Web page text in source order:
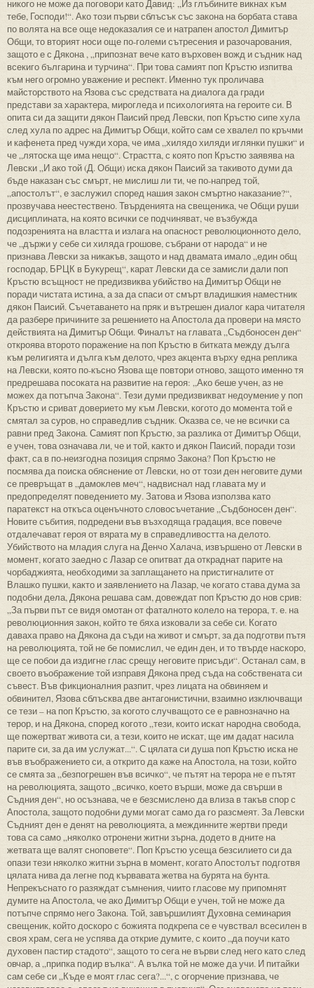
никого не може да поговори като Давид: „Из глъбините викнах към
тебе, Господи!“. Ако този първи сблъсък със закона на борбата става
по волята на все още недоказалия се и натрапен апостол Димитър
Общи, то вторият носи още по-големи сътресения и разочарования,
защото е с Дякона , „припознат вече като върховен вожд и съдник над
всекиго българина и турчина“. При това самият поп Кръстю изпитва
към него огромно уважение и респект. Именно тук проличава
майсторството на Язова със средствата на диалога да гради
представи за характера, мирогледа и психологията на героите си. В
опита си да защити дякон Паисий пред Левски, поп Кръстю сипе хула
след хула по адрес на Димитър Общи, който сам се хвалел по кръчми
и кафенета пред чужди хора, че има „хилядо хиляди иглянки пушки“ и
че „лятоска ще има нещо“. Страстта, с която поп Кръстю заявява на
Левски „И ако той (Д. Общи) иска дякон Паисий за такивото думи да
бъде наказан със смърт, не мислиш ли ти, че по-напред той,
„апостолът“, е заслужил според нашия закон смъртно наказание?“,
прозвучава неестествено. Твърденията на свещеника, че Общи руши
дисциплината, на която всички се подчиняват, че възбужда
подозренията на властта и излага на опасност революционното дело,
че „държи у себе си хиляда грошове, събрани от народа“ и не
признава Левски за никакъв, защото и над двамата имало „един общ
господар, БРЦК в Букурещ“, карат Левски да се замисли дали поп
Кръстю всъщност не предизвиква убийство на Димитър Общи не
поради чистата истина, а за да спаси от смърт владишкия наместник
дякон Паисий. Съчетаването на пряк и вътрешен диалог кара читателя
да разбере причините за решението на Апостола да провери на място
действията на Димитър Общи. Финалът на главата „Съдбоносен ден“
откроява второто поражение на поп Кръстю в битката между дълга
към религията и дълга към делото, чрез акцента върху една реплика
на Левски, която по-късно Язова ще повтори отново, защото именно тя
предрешава посоката на развитие на героя: „Ако беше учен, аз не
можех да потъпча Закона“. Тези думи предизвикват недоумение у поп
Кръстю и сриват доверието му към Левски, когото до момента той е
смятал за суров, но справедлив съдник. Оказва се, че не всички са
равни пред Закона. Самият поп Кръстю, за разлика от Димитър Общи,
е учен, това означава ли, че и той, както и дякон Паисий, поради този
факт, са в по-неизгодна позиция спрямо Закона? Поп Кръстю не
посмява да поиска обяснение от Левски, но от този ден неговите думи
се превръщат в „дамоклев меч“, надвиснал над главата му и
предопределят поведението му. Затова и Язова използва като
паратекст на откъса оценъчното словосъчетание „Съдбоносен ден“.
Новите събития, подредени във възходяща градация, все повече
отдалечават героя от вярата му в справедливостта на делото.
Убийството на младия слуга на Денчо Халача, извършено от Левски в
момент, когато заедно с Лазар се опитват да откраднат парите на
чорбаджията, необходими за заплащането на пристигналите от
Влашко пушки, както и заявлението на Лазар, че когато става дума за
подобни дела, Дякона решава сам, довеждат поп Кръстю до нов срив:
„За първи път се видя омотан от фаталното колело на терора, т. е. на
революционния закон, който те бяха изковали за себе си. Когато
даваха право на Дякона да съди на живот и смърт, за да подготви пътя
на революцията, той не бе помислил, че един ден, и то твърде наскоро,
ще се побои да издигне глас срещу неговите присъди“. Останал сам, в
своето въображение той изправя Дякона пред съда на собствената си
съвест. Във фикционалния разпит, чрез лицата на обвиняем и
обвинител, Язова сблъсква две антагонистични, взаимно изключващи
се тези – на поп Кръстю, за когото случващото се е равнозначно на
терор, и на Дякона, според когото „тези, които искат народна свобода,
ще пожертват живота си, а тези, които не искат, ще им дадат насила
парите си, за да им услужат...“. С цялата си душа поп Кръстю иска не
във въображението си, а открито да каже на Апостола, на този, който
се смята за „безпогрешен във всичко“, че пътят на терора не е пътят
на революцията, защото „всичко, което върши, може да свърши в
Съдния ден“, но осъзнава, че е безсмислено да влиза в такъв спор с
Апостола, защото подобни думи могат само да го разсмеят. За Левски
Съдният ден е денят на революцията, а междинните жертви преди
това са само „няколко отронени житни зърна, додето в дните на
жетвата ще валят сноповете“. Поп Кръстю усеща безсилието си да
опази тези няколко житни зърна в момент, когато Апостолът подготвя
цялата нива да легне под кървавата жетва на бурята на бунта.
Непрекъснато го разяждат съмнения, чиито гласове му припомнят
думите на Апостола, че ако Димитър Общи е учен, той не може да
потъпче спрямо него Закона. Той, завършилият Духовна семинария
свещеник, който доскоро с божията подкрепа се е чувствал всесилен в
своя храм, сега не успява да открие думите, с които „да поучи като
духовен пастир стадото“, защото то сега не върви след него като след
овчар, а „припка подир вълка“. А вълка той не може да учи. И питайки
сам себе си „Къде е моят глас сега?...“, с огорчение признава, че